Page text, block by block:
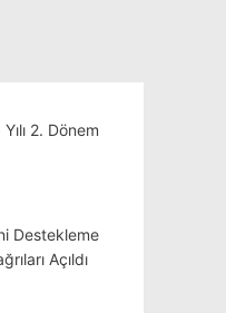
2. Dönem
Destekleme
Açıldı